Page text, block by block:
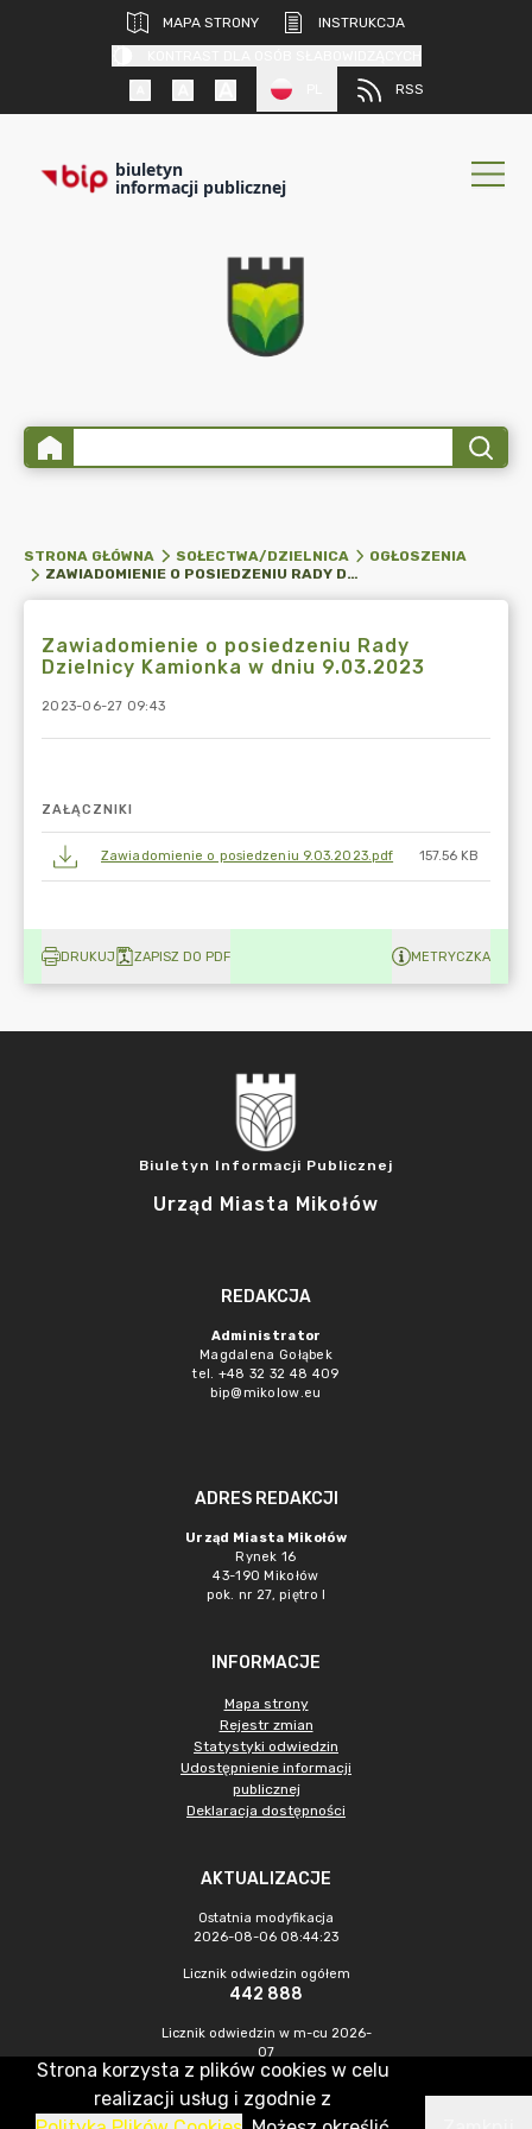
MAPA STRONY
INSTRUKCJA
RSS
biuletyn
informacji publicznej
STRONA GŁÓWNA SOŁECTWA/DZIELNICA
OGŁOSZENIA
ZAWIADOMIENIE O POSIEDZENIU RADY DZIELNICY KAMIONKA W DNIU 9.03.2023
Zawiadomienie o posiedzeniu Rady
Dzielnicy Kamionka w dniu 9.03.2023
2023-06-27 09:43
ZAŁĄCZNIKI
Zawiadomienie o posiedzeniu 9.03.2023.pdf 157.56 KB
DRUKUJ ZAPISZ DO PDF METRYCZKA
Biuletyn Informacji Publicznej
Urząd Miasta Mikołów
REDAKCJA
Administrator
Magdalena Gołąbek
tel. +48 32 32 48 409
bip@mikolow.eu
ADRES REDAKCJI
Urząd Miasta Mikołów
Rynek 16
43-190 Mikołów
pok. nr 27, piętro I
INFORMACJE
Mapa strony
Rejestr zmian
Statystyki odwiedzin
Udostępnienie informacji
publicznej
Deklaracja dostępności
AKTUALIZACJE
Ostatnia modyfikacja
2026-08-06 08:44:23
Licznik odwiedzin ogółem
442 888
Licznik odwiedzin w m-cu 2026-
07
1 103
CMS & Hosting: Nefeni Sp. z o.o.
Strona korzysta z plików cookies w celu
realizacji usług i zgodnie z